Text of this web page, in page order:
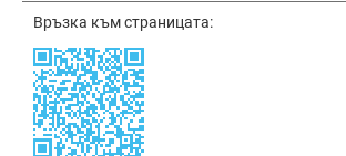
Връзка към страницата: